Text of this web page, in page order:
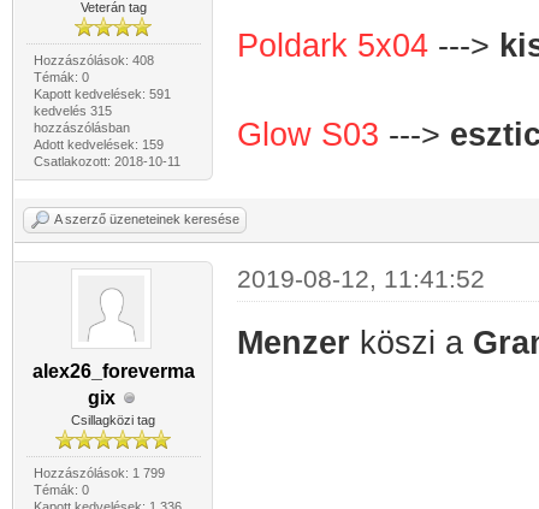
Veterán tag
Hozzászólások: 408
Témák: 0
Kapott kedvelések: 591
kedvelés 315
hozzászólásban
Adott kedvelések: 159
Csatlakozott: 2018-10-11
Poldark 5x04--->
Glow S03 --->
A szerző üzeneteinek keresése
alex26_foreverma
gix
Csillagközi tag
Hozzászólások: 1 799
Témák: 0
2019-08-12, 11:41:52
Menzer köszi a